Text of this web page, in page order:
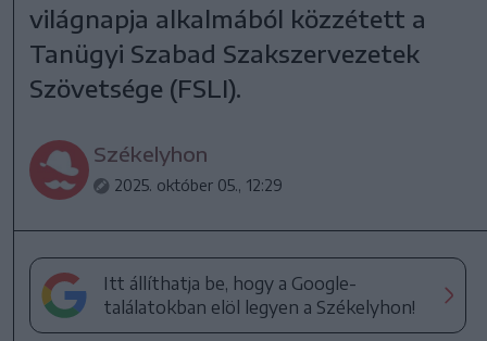
világnapja alkalmából közzétett a
Tanügyi Szabad Szakszervezetek
Szövetsége (FSLI).
Székelyhon
2025. október 05., 12:29
Itt állíthatja be, hogy a Google-
találatokban elöl legyen a Székelyhon!